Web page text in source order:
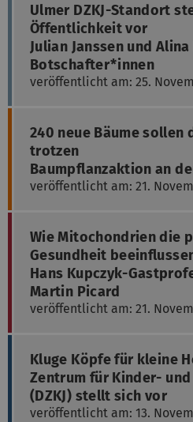
Ulmer DZKJ-Standort
Öffentlichkeit vor
Julian Janssen und
Botschafter*innen
veröffentlicht am: 25.
240 neue Bäume sollen
trotzen
Baumpflanzaktion an
veröffentlicht am: 21.
Wie Mitochondrien die
Gesundheit
Hans Kupczyk-
Martin Picard
veröffentlicht am: 21.
Kluge Köpfe für kleine
Zentrum für Kinder-
(DZKJ) stellt sich vor
veröffentlicht am: 13.